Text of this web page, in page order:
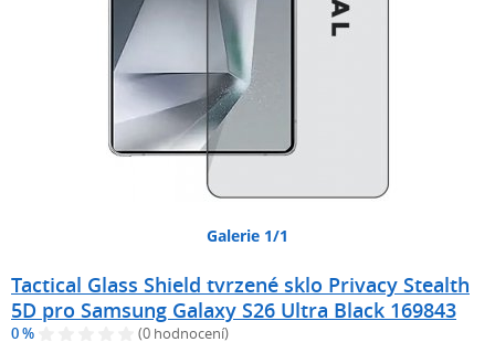
Galerie 1/1
Tactical Glass Shield tvrzené sklo Privacy Stealth
5D pro Samsung Galaxy S26 Ultra Black 169843
0 % (0 hodnocení)